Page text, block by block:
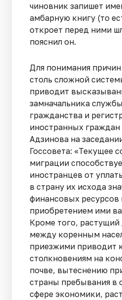
чиновник запишет
амбарную книгу (то
откроет перед ними
пояснил он.
Для понимания
столь сложной
приводит
замначальника
гражданства и
иностранных
Адзинова на
Госсовета: «Текущее
миграции
иностранцев от
в страну их исхода
финансовых ресурсов
приобретением ими
Кроме того, растущий
между коренным
приезжими приводит
столкновениям на
почве, вытеснению
страны пребывания в
сфере экономики,